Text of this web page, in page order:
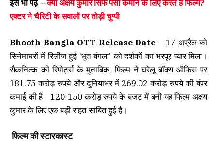
इसे भी पढ़ें –क्या अक्षय कुमार सिर्फ पैसा कमाने के लिए करते हैं फिल्में?
एक्टर ने चैरिटी के सवालों पर तोड़ी चुप्पी
Bhooth Bangla OTT Release Date – 17 अप्रैल को
सिनेमाघरों में रिलीज हुई ‘भूत बंगला’ को दर्शकों का भरपूर प्यार मिला।
सैकनिल्क की रिपोर्ट्स के मुताबिक, फिल्म ने घरेलू बॉक्स ऑफिस पर
181.75 करोड़ रुपये और दुनियाभर में 269.02 करोड़ रुपये की बंपर
कमाई की है। 120-150 करोड़ रुपये के बजट में बनी यह फिल्म अक्षय
कुमार के लिए एक बड़ी राहत साबित हुई है।
फिल्म की स्टारकास्ट